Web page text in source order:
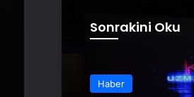
Sonrakini Oku
Haber